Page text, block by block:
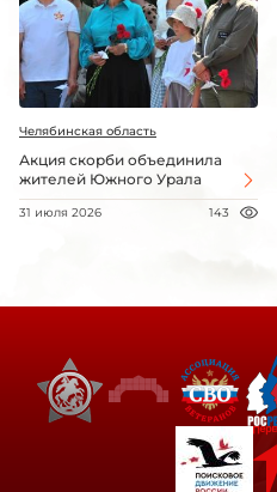
Челябинская область
Акция скорби объединила
жителей Южного Урала
31 июля 2026 143